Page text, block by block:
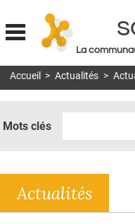
La
MON COMPTE
DOSSIERS
RÉSEAUX
Accueil > Actualités >
Mots clés
Actualités